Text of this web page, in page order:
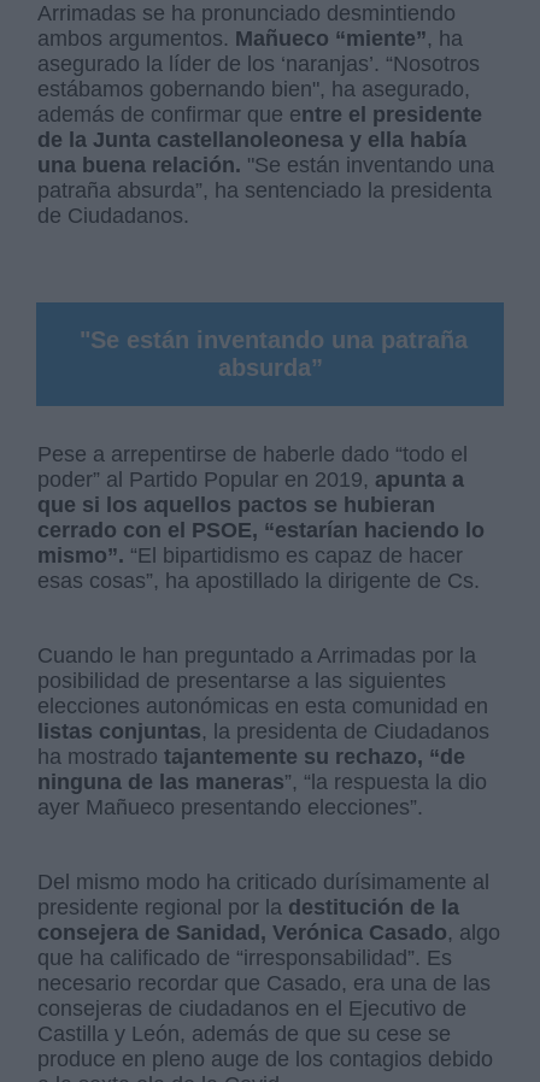
Arrimadas se ha pronunciado desmintiendo
ambos argumentos. Mañueco “miente”, ha
asegurado la líder de los ‘naranjas’. “Nosotros
estábamos gobernando bien", ha asegurado,
además de confirmar que entre el presidente
de la Junta castellanoleonesa y ella había
una buena relación. "Se están inventando una
patraña absurda”, ha sentenciado la presidenta
de Ciudadanos.
"Se están inventando una patraña
absurda”
Pese a arrepentirse de haberle dado “todo el
poder” al Partido Popular en 2019, apunta a
que si los aquellos pactos se hubieran
cerrado con el PSOE, “estarían haciendo lo
mismo”. “El bipartidismo es capaz de hacer
esas cosas”, ha apostillado la dirigente de Cs.
Cuando le han preguntado a Arrimadas por la
posibilidad de presentarse a las siguientes
elecciones autonómicas en esta comunidad en
listas conjuntas, la presidenta de Ciudadanos
ha mostradotajantemente su rechazo, “de
ninguna de las maneras”, “la respuesta la dio
ayer Mañueco presentando elecciones”.
Del mismo modo ha criticado durísimamente al
presidente regional por la destitución de la
consejera de Sanidad, Verónica Casado, algo
que ha calificado de “irresponsabilidad”. Es
necesario recordar que Casado, era una de las
consejeras de ciudadanos en el Ejecutivo de
Castilla y León, además de que su cese se
produce en pleno auge de los contagios debido